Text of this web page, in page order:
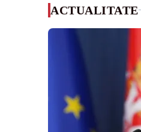
ACTUALITATE